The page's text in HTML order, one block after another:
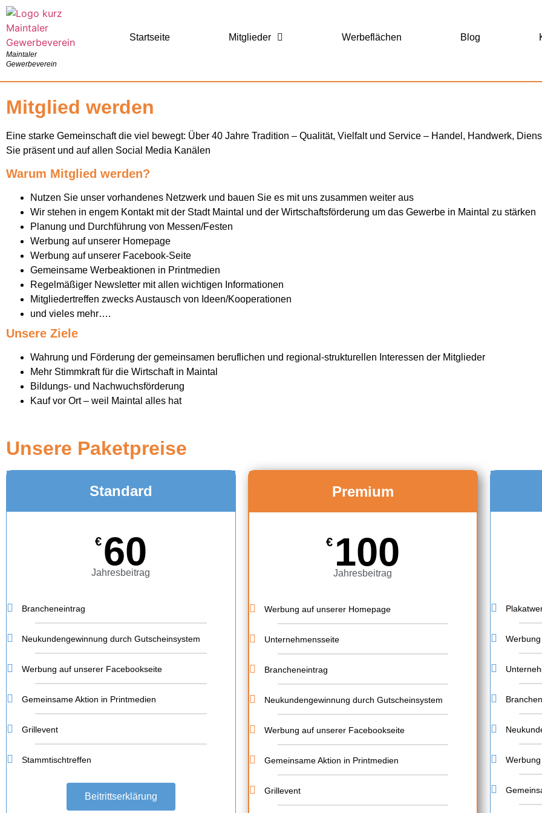
Maintaler
Gewerbeverein
Startseite Mitglieder Werbeflächen Blog
Mitglied werden
Eine starke Gemeinschaft die viel bewegt: Über 40 Jahre Tradition – Qualität, Vielfalt und Service – Handel, Handwerk,
Sie präsent und auf allen Social Media Kanälen
Warum Mitglied werden?
Nutzen Sie unser vorhandenes Netzwerk und bauen Sie es mit uns zusammen weiter aus
Wir stehen in engem Kontakt mit der Stadt Maintal und der Wirtschaftsförderung um das Gewerbe in Maintal zu stärken
Planung und Durchführung von Messen/Festen
Werbung auf unserer Homepage
Werbung auf unserer Facebook-Seite
Gemeinsame Werbeaktionen in Printmedien
Regelmäßiger Newsletter mit allen wichtigen Informationen
Mitgliedertreffen zwecks Austausch von Ideen/Kooperationen
und vieles mehr….
Unsere Ziele
Wahrung und Förderung der gemeinsamen beruflichen und regional-strukturellen Interessen der Mitglieder
Mehr Stimmkraft für die Wirtschaft in Maintal
Bildungs- und Nachwuchsförderung
Kauf vor Ort – weil Maintal alles hat
Unsere Paketpreise
Standard
€ 60
Jahresbeitrag
Brancheneintrag
Neukundengewinnung durch Gutscheinsystem
Werbung auf unserer Facebookseite
Gemeinsame Aktion in Printmedien
Grillevent
Stammtischtreffen
Beitrittserklärung
Premium
€ 100
Jahresbeitrag
Werbung auf unserer Homepage
Unternehmensseite
Brancheneintrag
Neukundengewinnung durch Gutscheinsystem
Werbung auf unserer Facebookseite
Gemeinsame Aktion in Printmedien
Grillevent